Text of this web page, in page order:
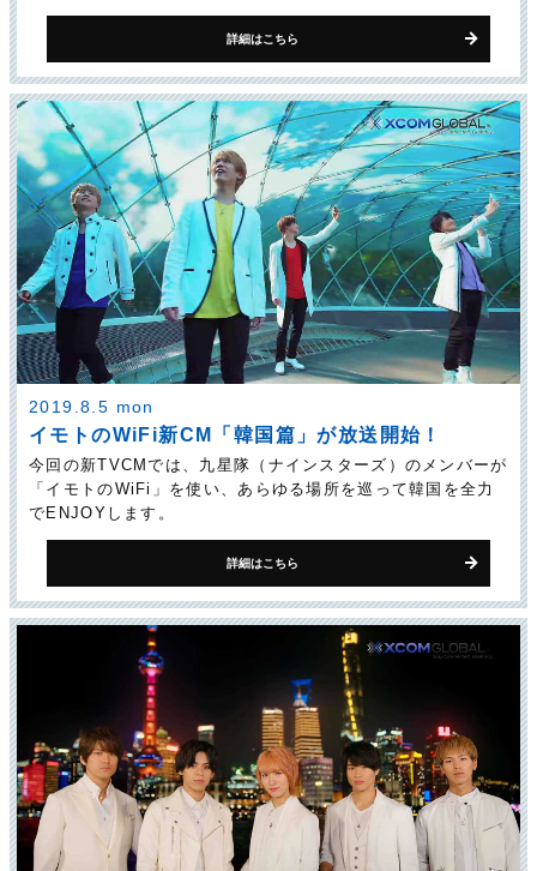
詳細はこちら
2019.8.5 mon
イモトのWiFi新CM「韓国篇」が放送開始！
今回の新TVCMでは、九星隊（ナインスターズ）のメンバーが
「イモトのWiFi」を使い、あらゆる場所を巡って韓国を全力
でENJOYします。
詳細はこちら